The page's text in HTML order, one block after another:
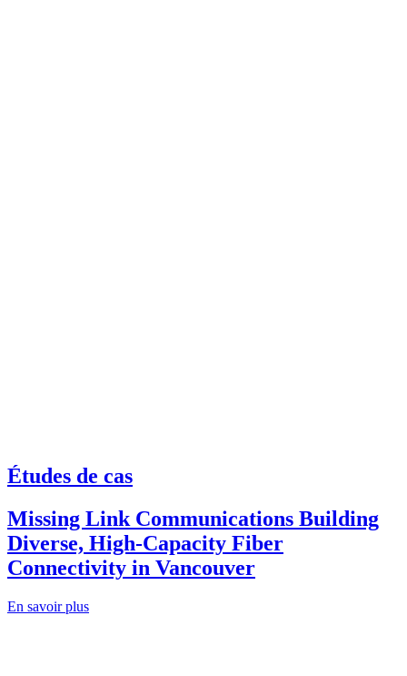
Études de cas
Missing Link Communications Building
Diverse, High-Capacity Fiber
Connectivity in Vancouver
En savoir plus